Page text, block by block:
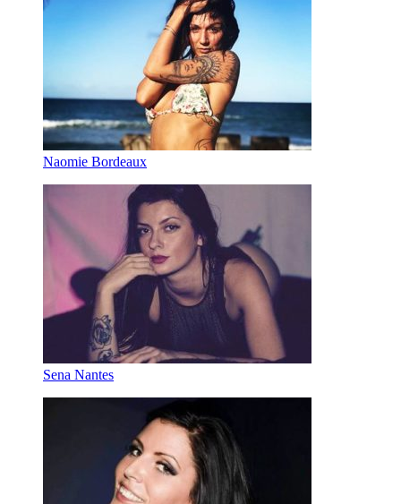
Naomie Bordeaux
Sena Nantes